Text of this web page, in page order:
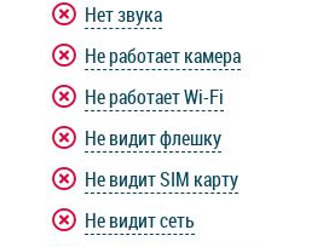
Нет звука
Не работает камера
Не работает Wi-Fi
Не видит флешку
Не видит SIM карту
Не видит сеть